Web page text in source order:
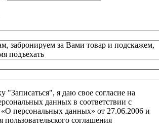
забронируем за Вами товар и подскажем,
подъехать
"Записаться", я даю свое согласие на
данных в соответствии с
персональных данных» от 27.06.2006 и
соглашения